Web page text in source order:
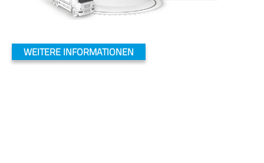
WEITERE INFORMATIONEN